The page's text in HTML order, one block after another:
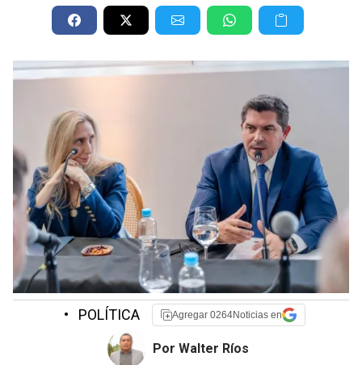
• POLÍTICA Agregar 0264Noticias en
Por Walter Ríos